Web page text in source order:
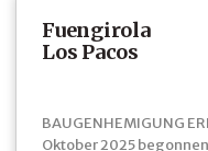
Fuengirola
Los Pacos
BAUGENHEMIGUNG
Oktober 2025